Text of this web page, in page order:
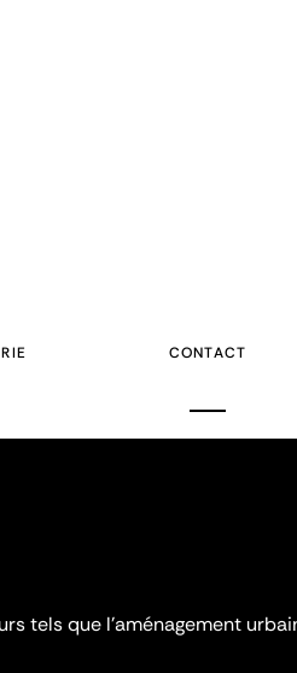
CONTACT
tels que l'aménagement